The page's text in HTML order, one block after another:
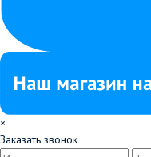
×
Заказать звонок